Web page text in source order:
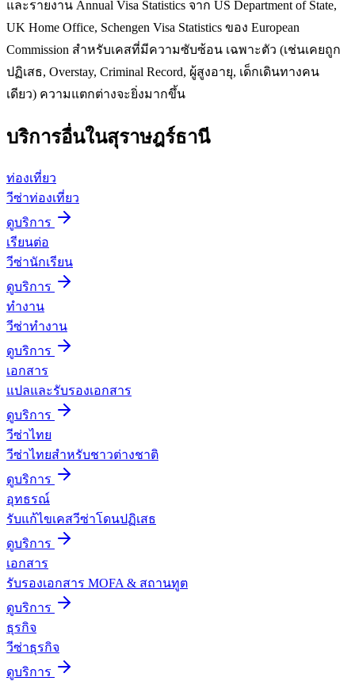
และรายงาน Annual Visa Statistics จาก US Department of State,
UK Home Office, Schengen Visa Statistics ของ European
Commission สำหรับเคสที่มีความซับซ้อน เฉพาะตัว (เช่นเคยถูก
ปฏิเสธ, Overstay, Criminal Record, ผู้สูงอายุ, เด็กเดินทางคน
เดียว) ความแตกต่างจะยิ่งมากขึ้น
บริการอื่นในสุราษฎร์ธานี
ท่องเที่ยว
วีซ่าท่องเที่ยว
ดูบริการ
เรียนต่อ
วีซ่านักเรียน
ดูบริการ
ทำงาน
วีซ่าทำงาน
ดูบริการ
เอกสาร
แปลและรับรองเอกสาร
ดูบริการ
วีซ่าไทย
วีซ่าไทยสำหรับชาวต่างชาติ
ดูบริการ
อุทธรณ์
รับแก้ไขเคสวีซ่าโดนปฏิเสธ
ดูบริการ
เอกสาร
รับรองเอกสาร MOFA & สถานทูต
ดูบริการ
ธุรกิจ
วีซ่าธุรกิจ
ดูบริการ